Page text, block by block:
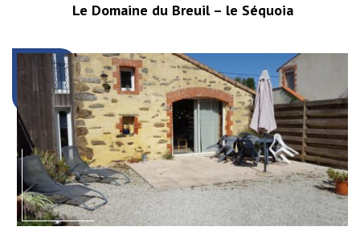
Le Domaine du Breuil – le Séquoia